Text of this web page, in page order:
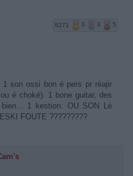
8271 3 3 5
son ossi bon é pers pr réajir
é choké). 1 bone guitar, des
1 kestion: OU SON Lé
FOUTE ?????????